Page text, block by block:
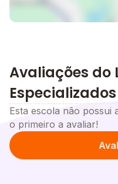
Avaliações do
Esta escola não possui
o primeiro a avaliar!